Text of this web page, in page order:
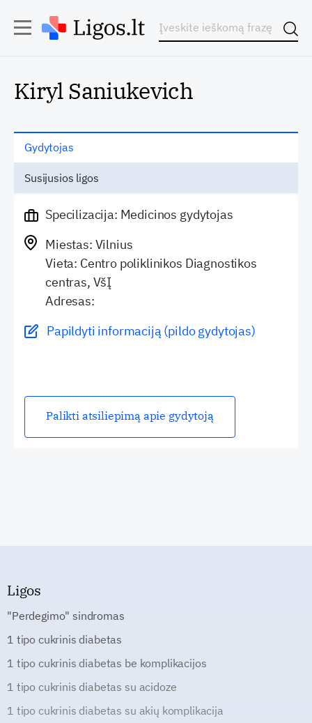
Kiryl Saniukevich
Gydytojas
Susijusios ligos
Specilizacija: Medicinos gydytojas
Miestas: Vilnius
Vieta: Centro poliklinikos Diagnostikos
centras, VšĮ
Adresas:
Papildyti informaciją (pildo gydytojas)
Palikti atsiliepimą apie gydytoją
Ligos
"Perdegimo" sindromas
1 tipo cukrinis diabetas
1 tipo cukrinis diabetas be komplikacijos
1 tipo cukrinis diabetas su acidoze
1 tipo cukrinis diabetas su akių komplikacija